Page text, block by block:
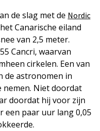
de slag met de Nordic
Canarische eiland
van 2,5 meter.
Cancri, waarvan
cirkelen. Een van
de astronomen in
nemen. Niet doordat
doordat hij voor zijn
een paar uur lang 0,05